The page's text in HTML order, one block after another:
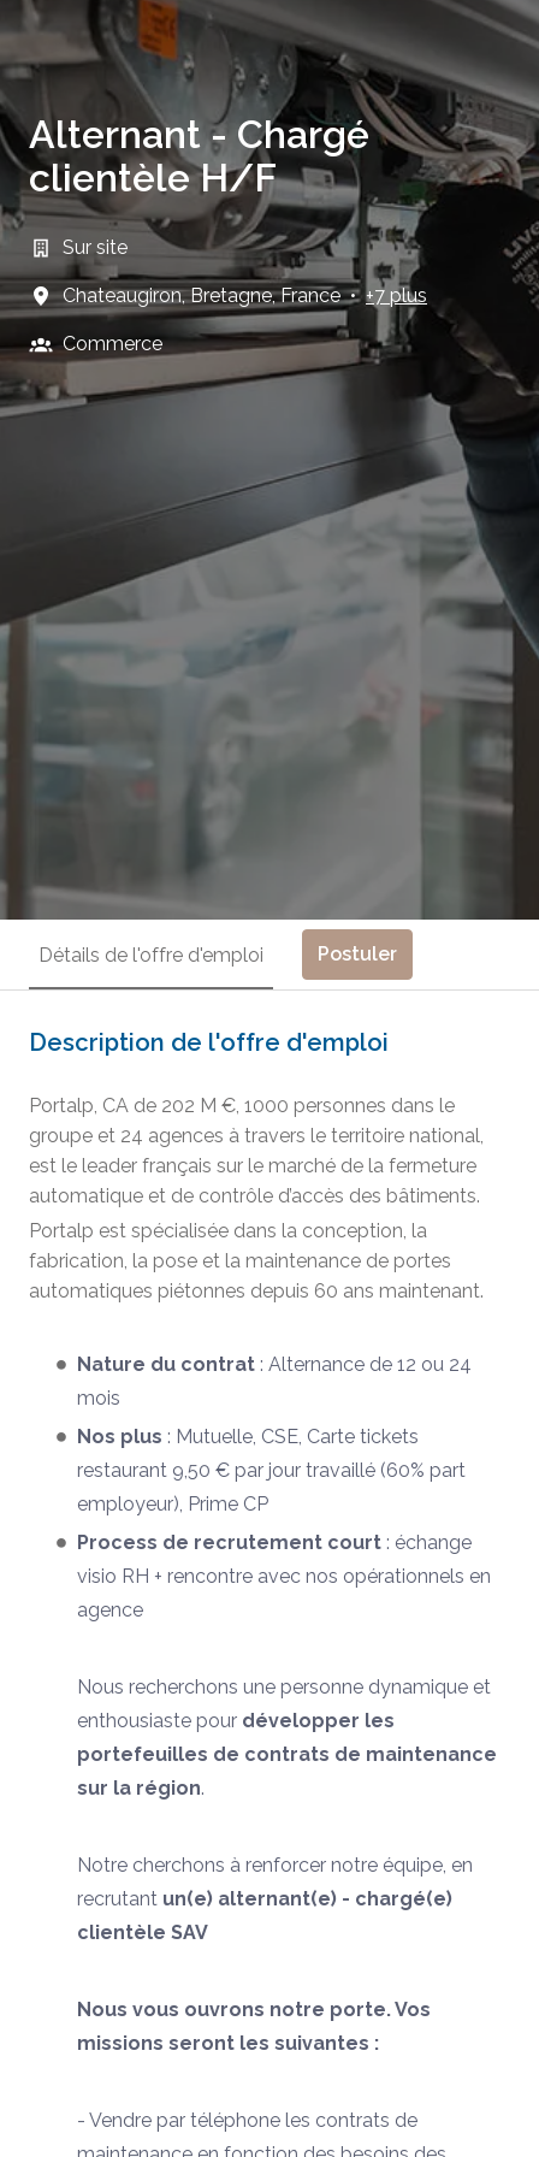
Alternant - Chargé
clientèle H/F
Sur site
Chateaugiron, Bretagne, France • +7 plus
Commerce
Détails de l'offre d'emploi Postuler
Description de l'offre d'emploi
Portalp, CA de 202 M €, 1000 personnes dans le
groupe et 24 agences à travers le territoire national,
est le leader français sur le marché de la fermeture
automatique et de contrôle d’accès des bâtiments.
Portalp est spécialisée dans la conception, la
fabrication, la pose et la maintenance de portes
automatiques piétonnes depuis 60 ans maintenant.
Nature du contrat : Alternance de 12 ou 24
mois
Nos plus : Mutuelle, CSE, Carte tickets
restaurant 9,50 € par jour travaillé (60% part
employeur), Prime CP
Process de recrutement court : échange
visio RH + rencontre avec nos opérationnels en
agence
Nous recherchons une personne dynamique et
enthousiaste pour développer les
portefeuilles de contrats de maintenance
sur la région.
Notre cherchons à renforcer notre équipe, en
recrutant un(e) alternant(e) - chargé(e)
clientèle SAV
Nous vous ouvrons notre porte. Vos
missions seront les suivantes :
- Vendre par téléphone les contrats de